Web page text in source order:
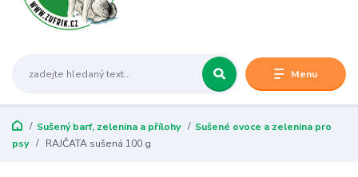
Menu
Sušený barf, zelenina a přílohy
Sušené ovoce a zelenina pro
psy
RAJČATA sušená 100 g